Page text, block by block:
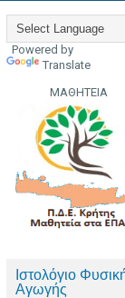
Powered by
Translate
ΜΑΘΗΤΕΙΑ
Ιστολόγιο
Αγωγής